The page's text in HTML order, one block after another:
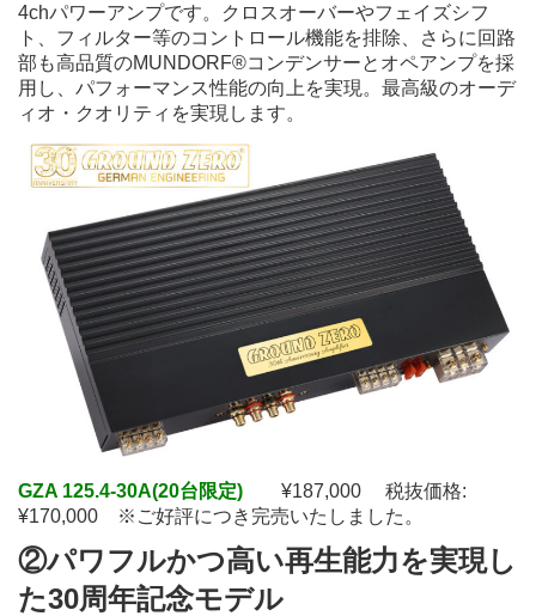
4chパワーアンプです。クロスオーバーやフェイズシフ
ト、フィルター等のコントロール機能を排除、さらに回路
部も高品質のMUNDORF®コンデンサーとオペアンプを採
用し、パフォーマンス性能の向上を実現。最高級のオーデ
ィオ・クオリティを実現します。
GZA 125.4-30A(20台限定)
¥187,000 税抜価格:
¥170,000 ※ご好評につき完売いたしました。
②パワフルかつ高い再生能力を実現し
た30周年記念モデル